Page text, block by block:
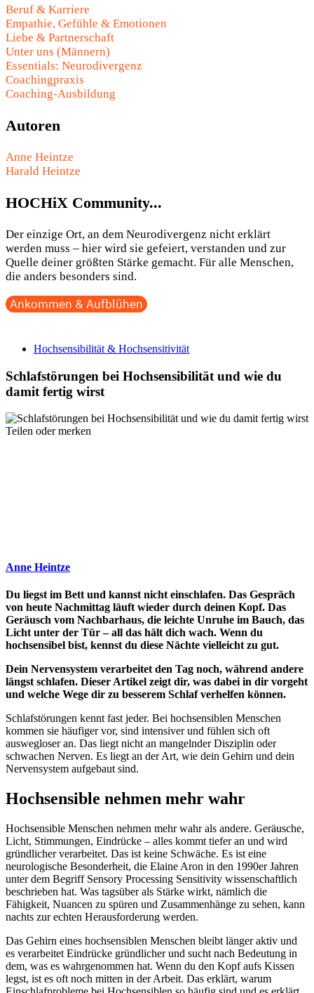
Beruf & Karriere
Empathie, Gefühle & Emotionen
Liebe & Partnerschaft
Unter uns (Männern)
Essentials: Neurodivergenz
Coachingpraxis
Coaching-Ausbildung
Autoren
Anne Heintze
Harald Heintze
HOCHiX Community...
Der einzige Ort, an dem Neurodivergenz nicht erklärt
werden muss – hier wird sie gefeiert, verstanden und zur
Quelle deiner größten Stärke gemacht. Für alle Menschen,
die anders besonders sind.
Ankommen & Aufblühen
Hochsensibilität & Hochsensitivität
Schlafstörungen bei Hochsensibilität und wie du
damit fertig wirst
Teilen oder merken
Anne Heintze
Du liegst im Bett und kannst nicht einschlafen. Das Gespräch
von heute Nachmittag läuft wieder durch deinen Kopf. Das
Geräusch vom Nachbarhaus, die leichte Unruhe im Bauch, das
Licht unter der Tür – all das hält dich wach. Wenn du
hochsensibel bist, kennst du diese Nächte vielleicht zu gut.
Dein Nervensystem verarbeitet den Tag noch, während andere
längst schlafen. Dieser Artikel zeigt dir, was dabei in dir vorgeht
und welche Wege dir zu besserem Schlaf verhelfen können.
Schlafstörungen kennt fast jeder. Bei hochsensiblen Menschen
kommen sie häufiger vor, sind intensiver und fühlen sich oft
auswegloser an. Das liegt nicht an mangelnder Disziplin oder
schwachen Nerven. Es liegt an der Art, wie dein Gehirn und dein
Nervensystem aufgebaut sind.
Hochsensible nehmen mehr wahr
Hochsensible Menschen nehmen mehr wahr als andere. Geräusche,
Licht, Stimmungen, Eindrücke – alles kommt tiefer an und wird
gründlicher verarbeitet. Das ist keine Schwäche. Es ist eine
neurologische Besonderheit, die Elaine Aron in den 1990er Jahren
unter dem Begriff Sensory Processing Sensitivity wissenschaftlich
beschrieben hat. Was tagsüber als Stärke wirkt, nämlich die
Fähigkeit, Nuancen zu spüren und Zusammenhänge zu sehen, kann
nachts zur echten Herausforderung werden.
Das Gehirn eines hochsensiblen Menschen bleibt länger aktiv und
es verarbeitet Eindrücke gründlicher und sucht nach Bedeutung in
dem, was es wahrgenommen hat. Wenn du den Kopf aufs Kissen
legst, ist es oft noch mitten in der Arbeit. Das erklärt, warum